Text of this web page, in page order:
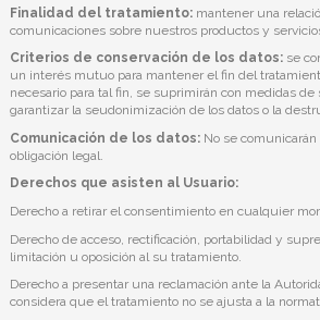
Finalidad del tratamiento: mantener una
comunicaciones sobre nuestros productos y
Criterios de conservación de los datos: se
un interés mutuo para mantener el fin del
necesario para tal fin, se suprimirán con medidas
garantizar la seudonimización de los datos o la
Comunicación de los datos: No se comunicarán
obligación legal.
Derechos que asisten al Usuario:
Derecho a retirar el consentimiento en cualquier
Derecho de acceso, rectificación, portabilidad y
limitación u oposición al su tratamiento.
Derecho a presentar una reclamación ante la
considera que el tratamiento no se ajusta a la